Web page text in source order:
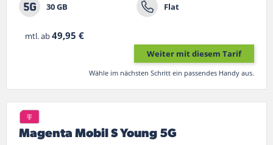
30 GB Flat
mtl. ab49,95 €
Weiter mit diesem Tarif
Wähle im nächsten Schritt ein passendes Handy aus.
Magenta Mobil S Young 5G